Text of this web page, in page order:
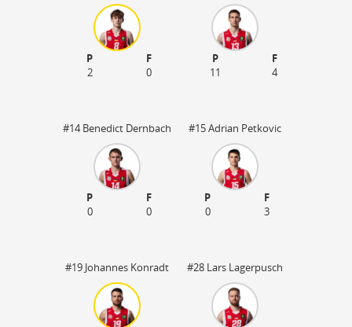
P
F
2
0
P
F
11
4
#14 Benedict Dernbach
P
F
0
0
#15 Adrian Petkovic
P
F
0
3
#19 Johannes Konradt #28 Lars Lagerpusch